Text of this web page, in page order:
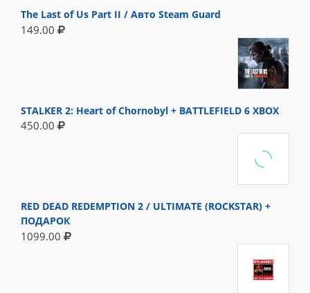
The Last of Us Part II / Авто Steam Guard
149.00
STALKER 2: Heart of Chornobyl + BATTLEFIELD 6 XBOX
450.00
RED DEAD REDEMPTION 2 / ULTIMATE (ROCKSTAR) +
ПОДАРОК
1099.00